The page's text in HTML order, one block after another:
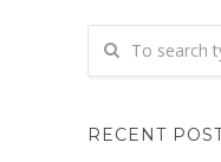
RECENT